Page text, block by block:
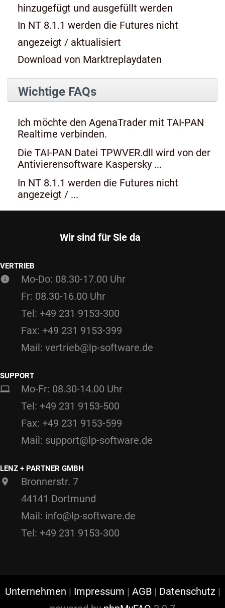
hinzugefügt und ausgefüllt werden
In NT 8.1.1 werden die Futures nicht
angezeigt / aktualisiert
Download von Marktreplaydaten
Wichtige FAQs
Ich möchte den AgenaTrader mit TAI-PAN
Realtime verbinden.
Die TAI-PAN Datei TPWVER.dll wird von der
Antivierensoftware Kaspersky ...
In NT 8.1.1 werden die Futures nicht
angezeigt / ...
Wir sind für Sie da
VERTRIEB
Mo-Do: 08.30-17.00 Uhr
Fr: 08.30-16.00 Uhr
Tel: +49 231 9153-300
Fax: +49 231 9153-399
Mail: vertrieb@lp-software.de
SUPPORT
Mo-Fr: 08.30-14.00 Uhr
Tel: +49 231 9153-500
Fax: +49 231 9153-599
Mail: support@lp-software.de
LENZ + PARTNER GMBH
Bronnerstr. 7
44141 Dortmund
Mail: info@lp-software.de
Tel: +49 231 9153-300
Unternehmen | Impressum | AGB | Datenschutz|